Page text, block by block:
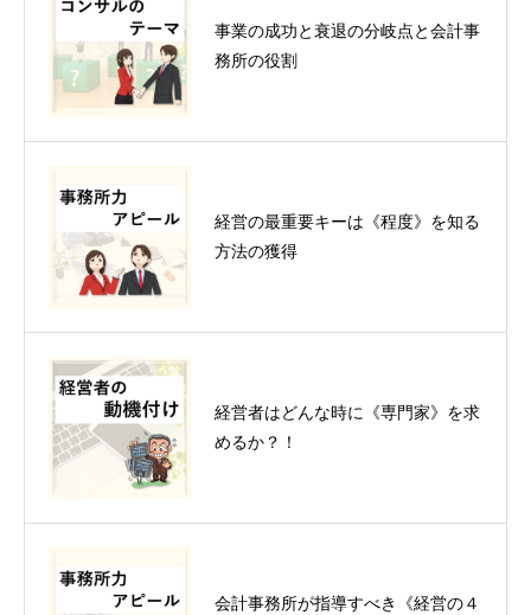
事業の成功と衰退の分岐点と会計事
務所の役割
経営の最重要キーは《程度》を知る
方法の獲得
経営者はどんな時に《専門家》を求
めるか？！
会計事務所が指導すべき《経営の４